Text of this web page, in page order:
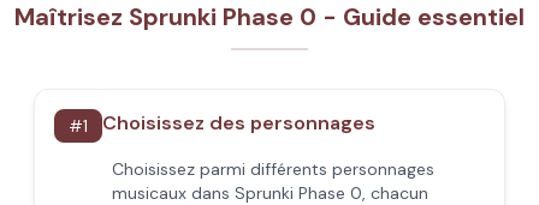
Maîtrisez Sprunki Phase 0 - Guide essentiel
#1 Choisissez des personnages
Choisissez parmi différents personnages
musicaux dans Sprunki Phase 0, chacun